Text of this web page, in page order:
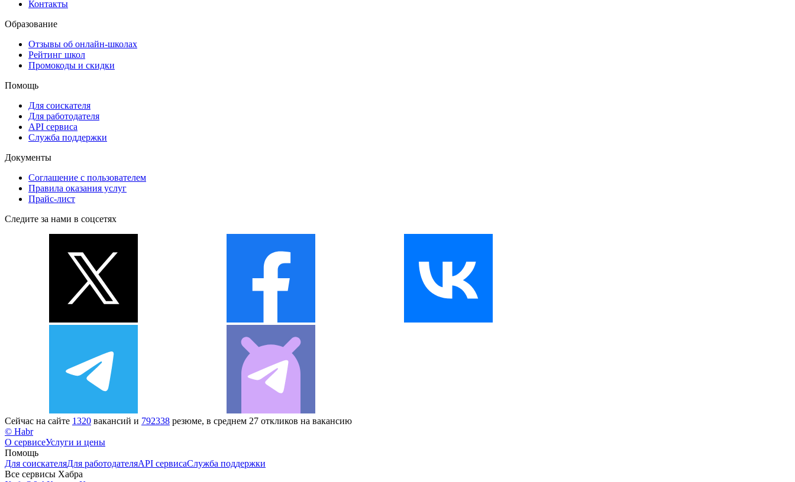
Контакты
Образование
Отзывы об онлайн-школах
Рейтинг школ
Промокоды и скидки
Помощь
Для соискателя
Для работодателя
API сервиса
Служба поддержки
Документы
Соглашение с пользователем
Правила оказания услуг
Прайс-лист
Следите за нами в соцсетях
Сейчас на сайте 1320 вакансий и 792338 резюме, в среднем 27 откликов на вакансию
© Habr
О сервисеУслуги и цены
Помощь
Для соискателяДля работодателяAPI сервисаСлужба поддержки
Все сервисы Хабра